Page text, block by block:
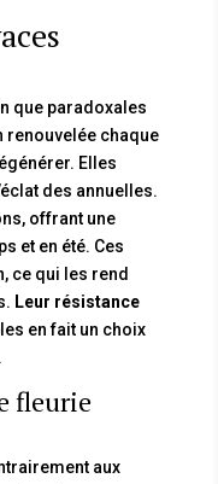
que paradoxales
renouvelée chaque
Elles
des annuelles.
offrant une
et en été. Ces
ce qui les rend
Leur résistance
en fait un choix
fleurie
aux